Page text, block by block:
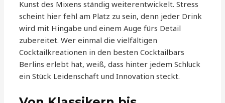
Kunst des Mixens ständig weiterentwickelt. Stress
scheint hier fehl am Platz zu sein, denn jeder Drink
wird mit Hingabe und einem Auge fürs Detail
zubereitet. Wer einmal die vielfältigen
Cocktailkreationen in den besten Cocktailbars
Berlins erlebt hat, weiß, dass hinter jedem Schluck
ein Stück Leidenschaft und Innovation steckt.